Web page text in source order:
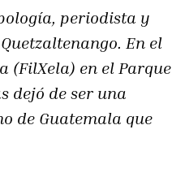
periodista y
En el
(FilXela) en el Parque
dejó de ser una
de Guatemala que